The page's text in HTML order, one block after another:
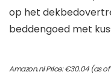
op het
beddengoed met
Amazon.nl Price:€30.04(as of